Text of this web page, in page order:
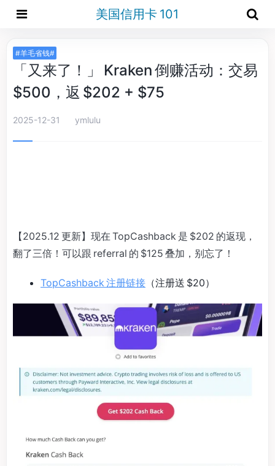
美国信用卡 101
#羊毛省钱#
「又来了！」 Kraken 倒赚活动：交易
$500，返 $202 + $75
2025-12-31 ymlulu
【2025.12 更新】现在 TopCashback 是 $202 的返现，
翻了三倍！可以跟 referral 的 $125 叠加，别忘了！
TopCashback 注册链接 （注册送 $20）